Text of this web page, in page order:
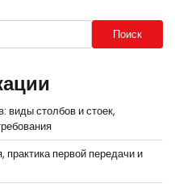
Поиск
виды столбов и стоек,
первой передачи и